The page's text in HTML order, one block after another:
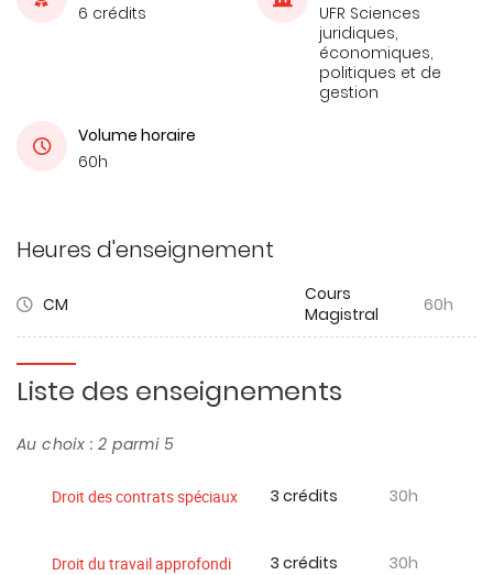
6 crédits
UFR Sciences
juridiques,
économiques,
politiques et de
gestion
Volume horaire
60h
Heures d'enseignement
CM
Cours
Magistral
60h
Liste des enseignements
Au choix : 2 parmi 5
Droit des contrats spéciaux 3 crédits 30h
Droit du travail approfondi 3 crédits 30h